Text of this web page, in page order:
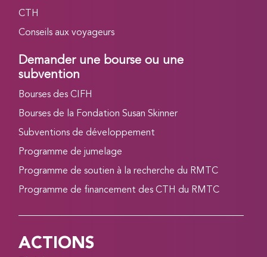
CTH
Conseils aux voyageurs
Demander une bourse ou une
subvention
Bourses des CIFH
Bourses de la Fondation Susan Skinner
Subventions de développement
Programme de jumelage
Programme de soutien à la recherche du RMTC
Programme de financement des CTH du RMTC
ACTIONS